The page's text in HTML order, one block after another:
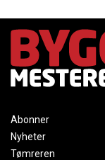
Abonner
Nyheter
Tømreren